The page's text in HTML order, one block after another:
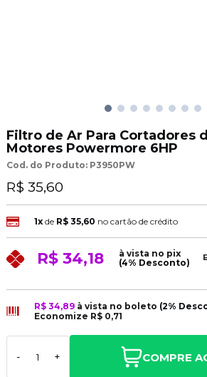
Filtro de Ar Para Cortadores
Motores Powermore 6HP
Cod. do Produto: P3950PW
R$ 35,60
1xde R$ 35,60 no cartão de crédito
R$ 34,18
à vista no pix
(4% Desconto)
R$ 34,89 à vista no boleto (2%
Economize R$ 0,71
- + COMPRE